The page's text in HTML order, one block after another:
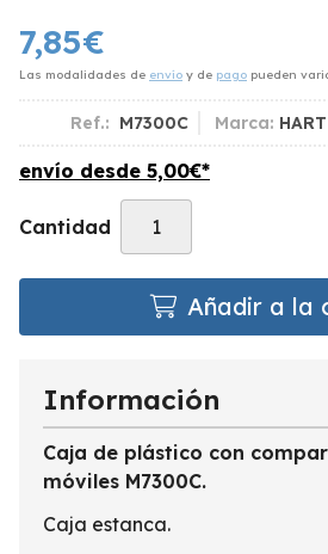
7,85€
Las modalidades de envío y de pago pueden
Ref.: M7300C Marca: HART
envío desde 5,00€*
Cantidad
Añadir a la
Información
Caja de plástico con
móviles M7300C.
Caja estanca.